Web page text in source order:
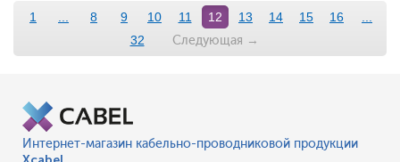
1 8 9 10 11 12 13 14 15 16
32
Следующая →
Интернет-магазин кабельно-проводниковой продукции